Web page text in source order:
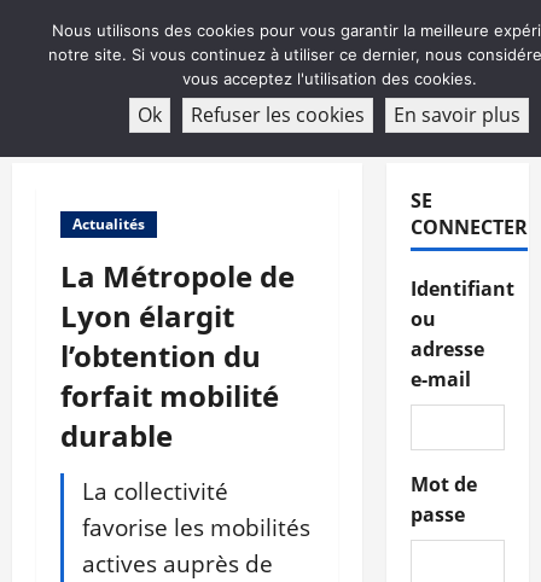
ABONNEMENT
Actualités
La Métropole de
Lyon élargit
l’obtention du
forfait mobilité
durable
La collectivité
favorise les mobilités
actives auprès de
SE
CONNECTER
Identifiant
ou
adresse
e-mail
Mot de
passe
Nous utilisons des cookies pour vous garantir la meilleure
notre site. Si vous continuez à utiliser ce dernier, nous
vous acceptez l'utilisation des cookies.
Ok Refuser les cookies En savoir plus